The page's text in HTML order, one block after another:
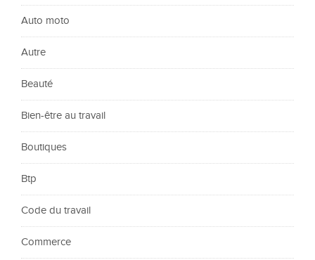
Auto moto
Autre
Beauté
Bien-être au travail
Boutiques
Btp
Code du travail
Commerce